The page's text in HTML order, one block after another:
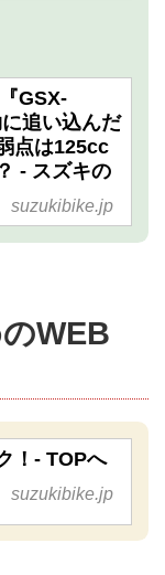
GSX-
追い込んだ
点は125cc
- スズキの
suzukibike.jp
WEB
！- TOPへ
suzukibike.jp